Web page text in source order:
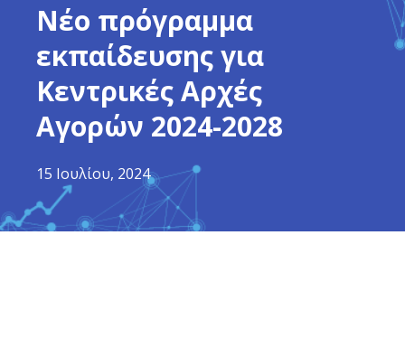
Νέο πρόγραμμα
εκπαίδευσης για
Κεντρικές Αρχές
Αγορών 2024-2028
15 Ιουλίου, 2024